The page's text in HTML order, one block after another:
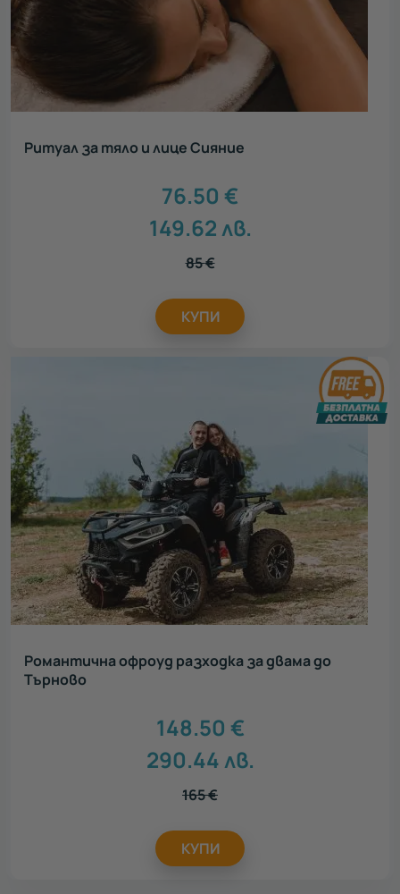
Ритуал за тяло и лице Сияние
76.50 €
149.62лв.
85€
КУПИ
Романтична офроуд разходка за двама до
Търново
148.50 €
290.44лв.
165€
КУПИ